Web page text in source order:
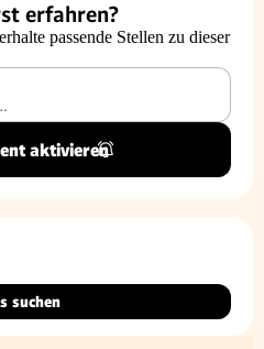
erfahren?
passende Stellen zu dieser
aktivieren
suchen